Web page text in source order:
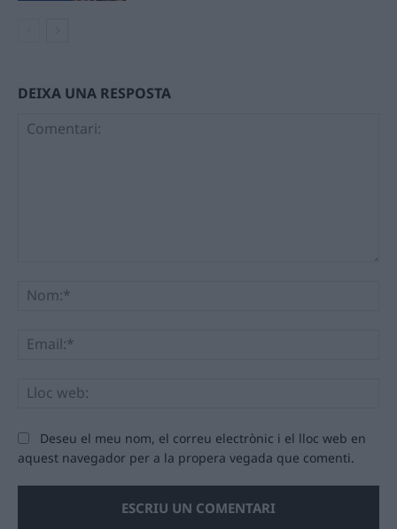
DEIXA UNA RESPOSTA
Deseu el meu nom, el correu electrònic i el lloc web en
aquest navegador per a la propera vegada que comenti.